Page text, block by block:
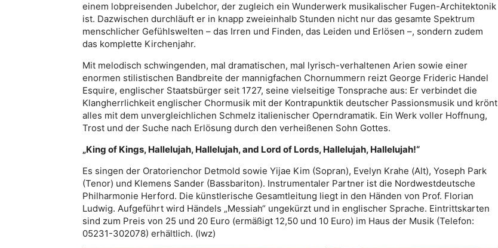
einem lobpreisenden Jubelchor, der zugleich ein Wunderwerk musikalischer Fugen-Architektonik
ist. Dazwischen durchläuft er in knapp zweieinhalb Stunden nicht nur das gesamte Spektrum
menschlicher Gefühlswelten – das Irren und Finden, das Leiden und Erlösen –, sondern zudem
das komplette Kirchenjahr.
Mit melodisch schwingenden, mal dramatischen, mal lyrisch-verhaltenen Arien sowie einer
enormen stilistischen Bandbreite der mannigfachen Chornummern reizt George Frideric Handel
Esquire, englischer Staatsbürger seit 1727, seine vielseitige Tonsprache aus: Er verbindet die
Klangherrlichkeit englischer Chormusik mit der Kontrapunktik deutscher Passionsmusik und krönt
alles mit dem unvergleichlichen Schmelz italienischer Operndramatik. Ein Werk voller Hoffnung,
Trost und der Suche nach Erlösung durch den verheißenen Sohn Gottes.
„King of Kings, Hallelujah, Hallelujah, and Lord of Lords, Hallelujah, Hallelujah!“
Es singen der Oratorienchor Detmold sowie Yijae Kim (Sopran), Evelyn Krahe (Alt), Yoseph Park
(Tenor) und Klemens Sander (Bassbariton). Instrumentaler Partner ist die Nordwestdeutsche
Philharmonie Herford. Die künstlerische Gesamtleitung liegt in den Händen von Prof. Florian
Ludwig. Aufgeführt wird Händels „Messiah“ ungekürzt und in englischer Sprache. Eintrittskarten
sind zum Preis von 25 und 20 Euro (ermäßigt 12,50 und 10 Euro) im Haus der Musik (Telefon:
05231-302078) erhältlich. (lwz)